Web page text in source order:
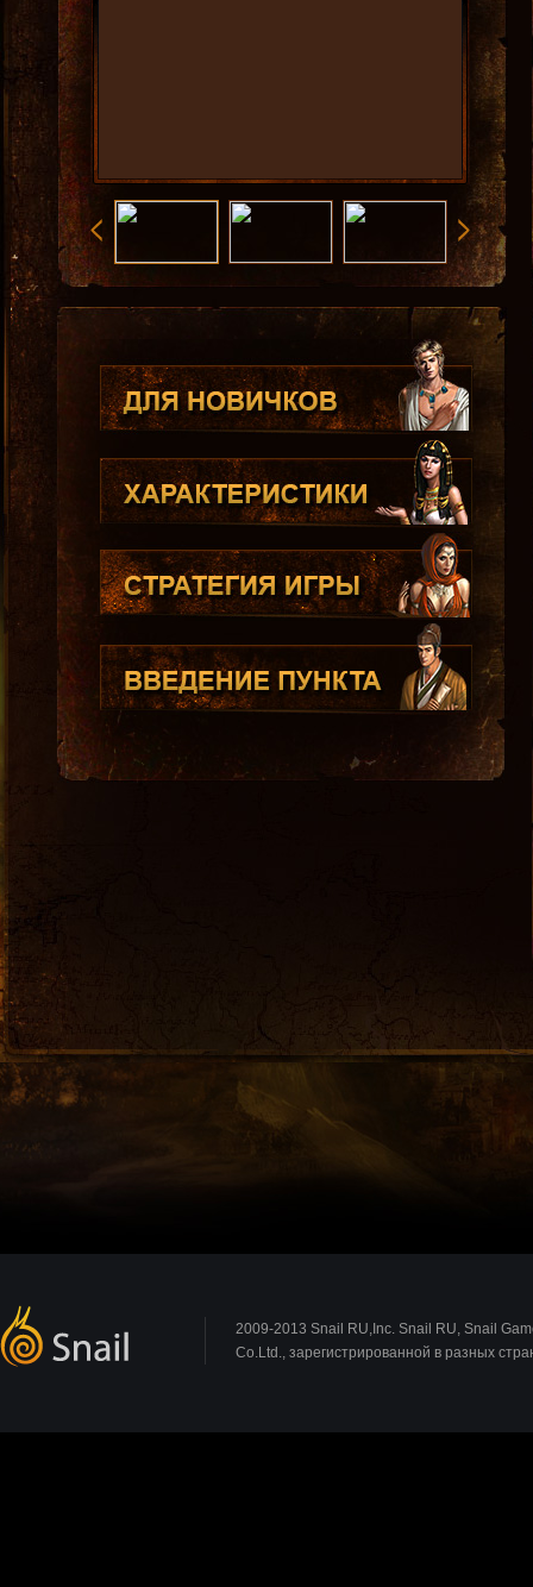
2009-2013 Snail RU,Inc. Snail RU, Snail
Co.Ltd., зарегистрированной в разных